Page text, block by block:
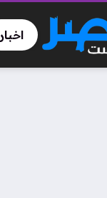
اخبار